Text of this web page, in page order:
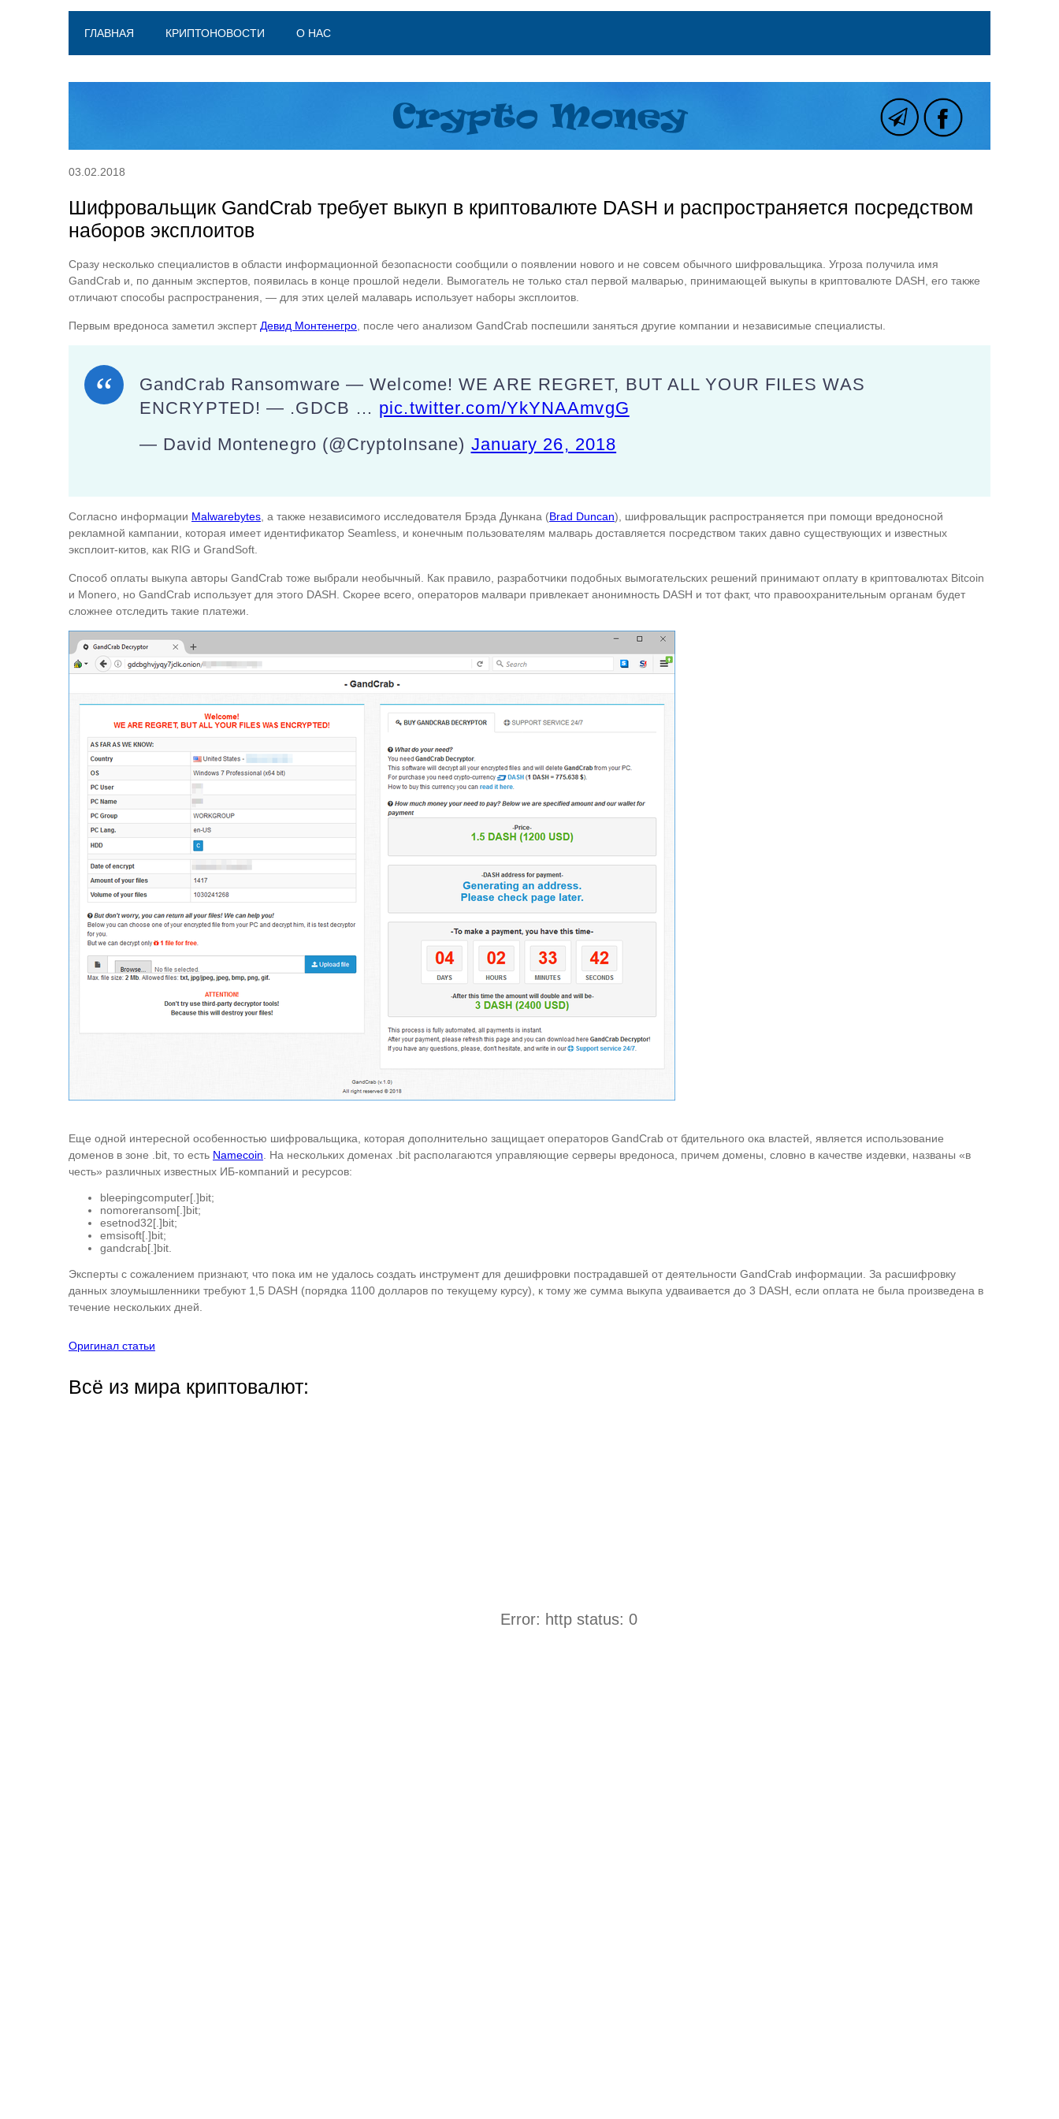
ГЛАВНАЯ КРИПТОНОВОСТИ О НАС
03.02.2018
Шифровальщик GandCrab требует выкуп в криптовалюте DASH и распространяется посредством
наборов эксплоитов
Сразу несколько специалистов в области информационной безопасности сообщили о появлении нового и не совсем обычного шифровальщика. Угроза получила имя
GandCrab и, по данным экспертов, появилась в конце прошлой недели. Вымогатель не только стал первой малварью, принимающей выкупы в криптовалюте DASH, его также
отличают способы распространения, — для этих целей малаварь использует наборы эксплоитов.
Первым вредоноса заметил эксперт Девид Монтенегро , после чего анализом GandCrab поспешили заняться другие компании и независимые специалисты.
GandCrab Ransomware — Welcome! WE ARE REGRET, BUT ALL YOUR FILES WAS
ENCRYPTED! — .GDCB … pic.twitter.com/YkYNAAmvgG
— David Montenegro (@CryptoInsane) January 26, 2018
Согласно информации Malwarebytes , а также независимого исследователя Брэда Дункана (Brad Duncan), шифровальщик распространяется при помощи вредоносной
рекламной кампании, которая имеет идентификатор Seamless, и конечным пользователям малварь доставляется посредством таких давно существующих и известных
эксплоит-китов, как RIG и GrandSoft.
Способ оплаты выкупа авторы GandCrab тоже выбрали необычный. Как правило, разработчики подобных вымогательских решений принимают оплату в криптовалютах Bitcoin
и Monero, но GandCrab использует для этого DASH. Скорее всего, операторов малвари привлекает анонимность DASH и тот факт, что правоохранительным органам будет
сложнее отследить такие платежи.
Еще одной интересной особенностью шифровальщика, которая дополнительно защищает операторов GandCrab от бдительного ока властей, является использование
доменов в зоне .bit, то есть Namecoin . На нескольких доменах .bit располагаются управляющие серверы вредоноса, причем домены, словно в качестве издевки, названы «в
честь» различных известных ИБ-компаний и ресурсов:
bleepingcomputer[.]bit;
nomoreransom[.]bit;
esetnod32[.]bit;
emsisoft[.]bit;
gandcrab[.]bit.
Эксперты с сожалением признают, что пока им не удалось создать инструмент для дешифровки пострадавшей от деятельности GandCrab информации. За расшифровку
данных злоумышленники требуют 1,5 DASH (порядка 1100 долларов по текущему курсу), к тому же сумма выкупа удваивается до 3 DASH, если оплата не была произведена в
течение нескольких дней.
Оригинал статьи
Всё из мира криптовалют:
Error: http status: 0